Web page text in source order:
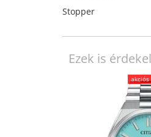
Stopper
Ezek is
akciós